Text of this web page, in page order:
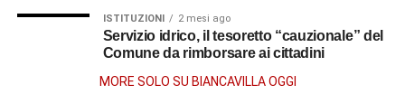
ISTITUZIONI 2 mesi ago
Servizio idrico, il tesoretto “cauzionale” del
Comune da rimborsare ai cittadini
MORE SOLO SU BIANCAVILLA OGGI